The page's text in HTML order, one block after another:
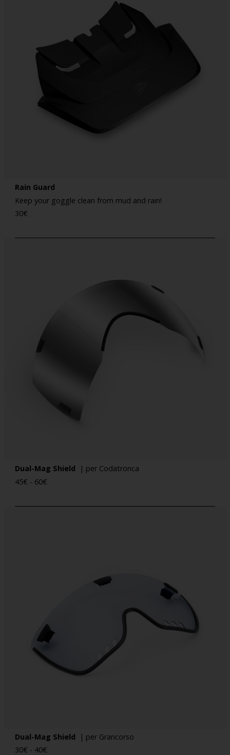
Rain Guard
Keep your goggle clean from mud and rain!
30€
Dual-Mag Shield
| per Codatronca
45€ - 60€
Dual-Mag Shield
| per Grancorso
30€ - 40€